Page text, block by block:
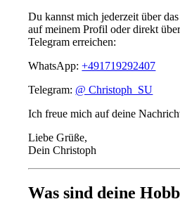
Du kannst mich jederzeit über
auf meinem Profil oder direkt
Telegram erreichen:
WhatsApp:+491719292407
Telegram: @ Christoph_SU
Ich freue mich auf deine
Liebe Grüße,
Dein Christoph
Was sind deine